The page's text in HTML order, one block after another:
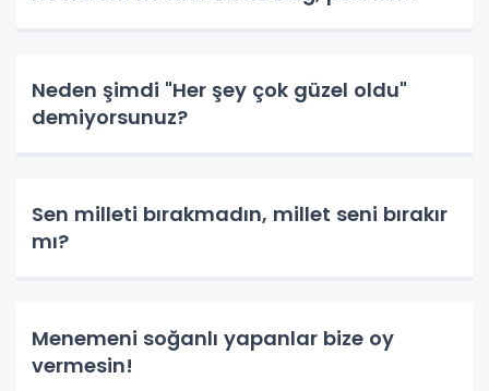
Neden şimdi "Her şey çok güzel oldu"
demiyorsunuz?
Sen milleti bırakmadın, millet seni bırakır
mı?
Menemeni soğanlı yapanlar bize oy
vermesin!